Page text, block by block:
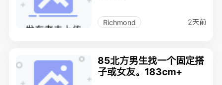
Richmond 2天前
85北方男生找一个固定搭
子或女友。183cm+